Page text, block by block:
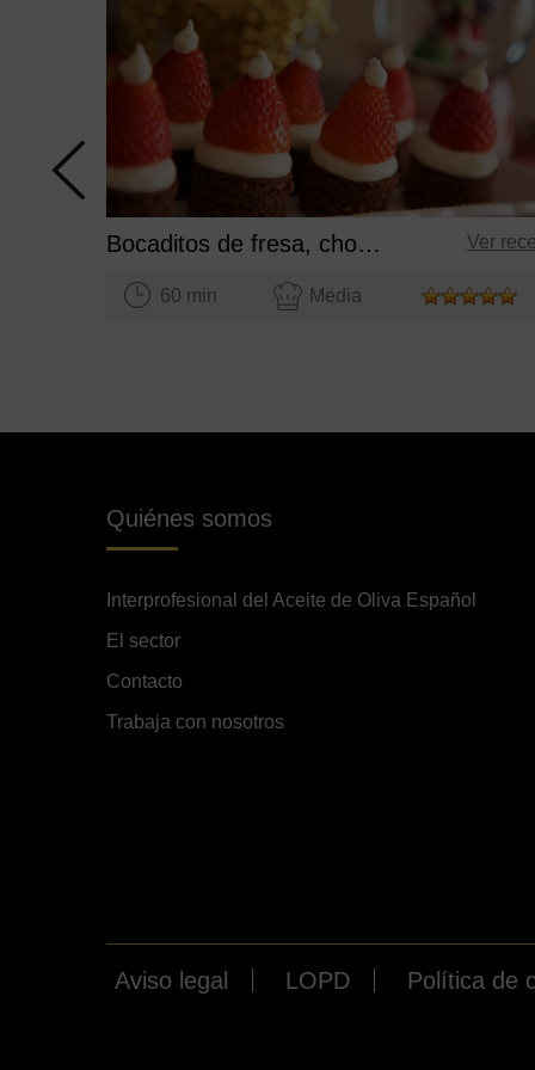
Bocaditos de fresa, chocolate y nata Ver
60 min Media
Quiénes somos
Interprofesional del Aceite de Oliva Español
El sector
Contacto
Trabaja con nosotros
Aviso legal LOPD Política de